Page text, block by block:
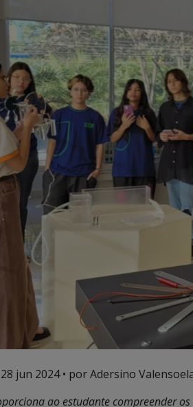
28 jun 2024• por Adersino
ao estudante compreender